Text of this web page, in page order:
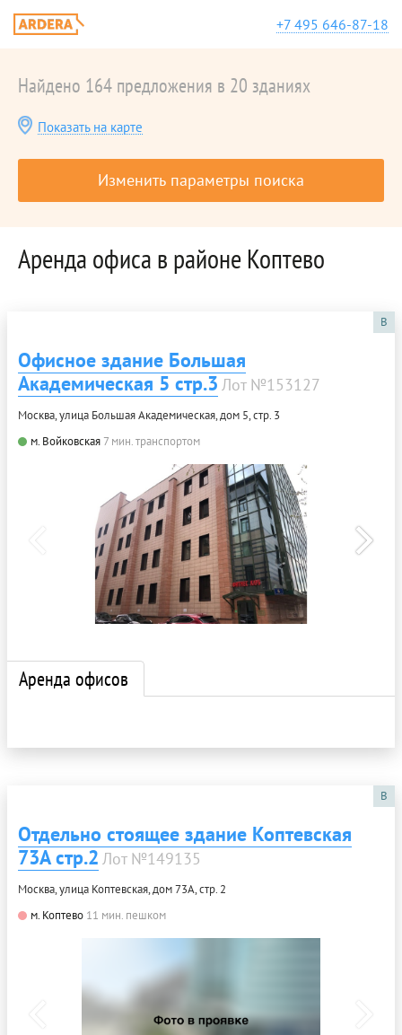
+7 495 646-87-18
Найдено 164 предложения в 20 зданиях
Показать на карте
Изменить параметры поиска
Аренда офиса в районе Коптево
B
Офисное здание Большая
Академическая 5 стр.3 Лот №153127
Москва, улица Большая Академическая, дом 5, стр. 3
м. Войковская 7 мин. транспортом
Аренда офисов
B
Отдельно стоящее здание Коптевская
73А стр.2 Лот №149135
Москва, улица Коптевская, дом 73А, стр. 2
м. Коптево 11 мин. пешком